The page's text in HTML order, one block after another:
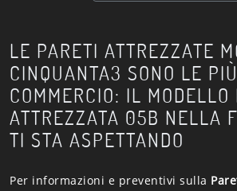
LE PARETI ATTREZZATE
CINQUANTA3 SONO LE
COMMERCIO: IL MODELLO
ATTREZZATA 05B NELLA
TI STA ASPETTANDO
Per informazioni e preventivi sulla